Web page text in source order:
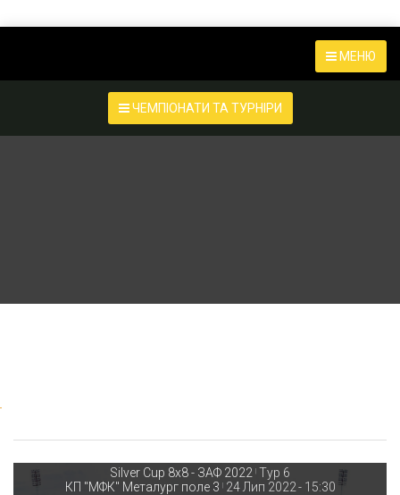
МЕНЮ
ЧЕМПІОНАТИ ТА ТУРНІРИ
Silver Cup 8х8 - ЗАФ 2022 | Тур 6
КП "МФК" Металург поле 3 | 24 Лип 2022- 15:30